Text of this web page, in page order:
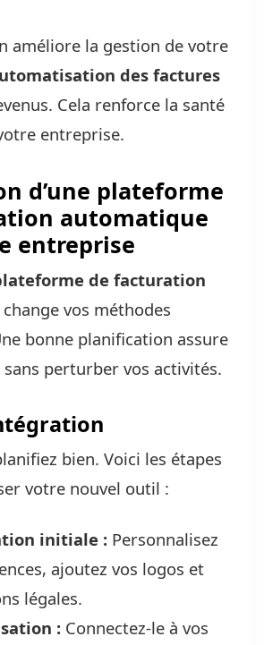
améliore la gestion de votre
des factures
Cela renforce la santé
entreprise.
d’une plateforme
automatique
entreprise
de facturation
change vos méthodes
bonne planification assure
perturber vos activités.
bien. Voici les étapes
votre nouvel outil :
initiale : Personnalisez
ajoutez vos logos et
légales.
: Connectez-le à vos